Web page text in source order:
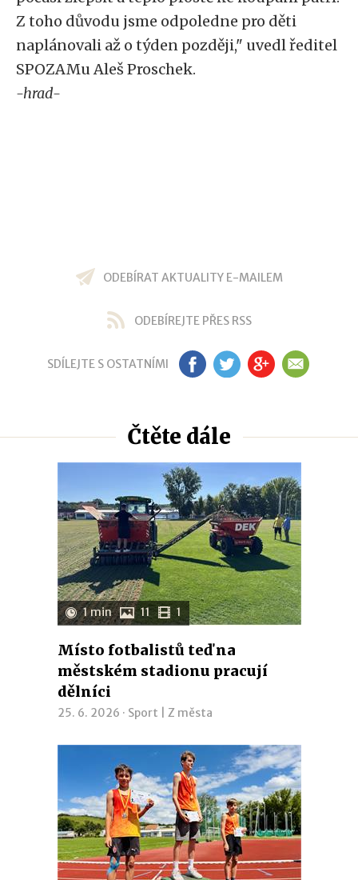
Z toho důvodu jsme odpoledne pro děti
naplánovali až o týden později," uvedl ředitel
SPOZAMu Aleš Proschek.
-hrad-
ODEBÍRAT AKTUALITY E-MAILEM
ODEBÍREJTE PŘES RSS
SDÍLEJTE S OSTATNÍMI FB TW GP EM
Čtěte dále
1 min 11 1
Místo fotbalistů teď na
městském stadionu pracují
dělníci
25. 6. 2026 · Sport Z města